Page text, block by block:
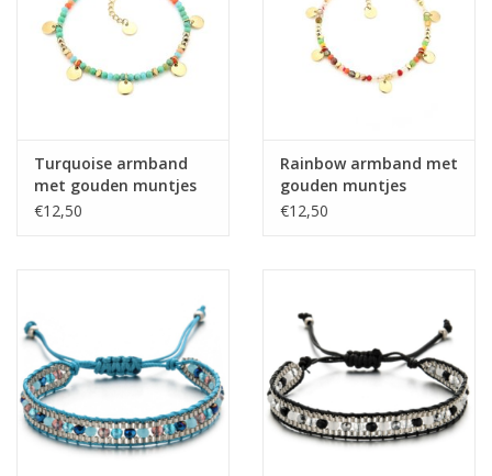
Turquoise armband
met gouden muntjes
€12,50
Rainbow armband met
gouden muntjes
€12,50